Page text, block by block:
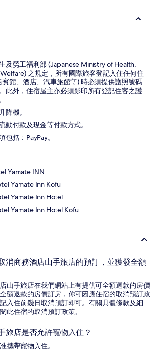
及勞工福利部 (Japanese Ministry of Health,
之規定，所有國際旅客登記入住任何住
賓館、酒店、汽車旅館等) 時必須提供護照號碼
此外，住宿屋主亦必須影印所有登記住客之護
降機。
動付款及現金等付款方式。
包括：PayPay。
Yamate INN
Yamate Inn Kofu
Yamate Inn Hotel
Yamate Inn Hotel Kofu
消商務酒店山手旅店的預訂，並獲發全額
山手旅店在我們網站上有提供可全額退款的房價
額退款的房價訂房，你可因應住宿的取消預訂政
入住前幾日取消預訂即可。有關具體條款及細
此住宿的取消預訂政策。
旅店是否允許寵物入住？
攜帶寵物入住。